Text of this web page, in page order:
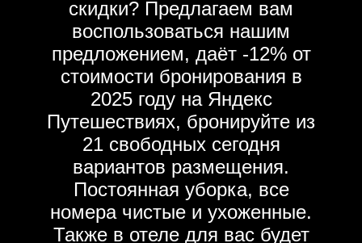
скидки? Предлагаем вам
воспользоваться нашим
предложением, даёт -12% от
стоимости бронирования в
2025 году на Яндекс
Путешествиях, бронируйте из
21 свободных сегодня
вариантов размещения.
Постоянная уборка, все
номера чистые и ухоженные.
Также в отеле для вас будет